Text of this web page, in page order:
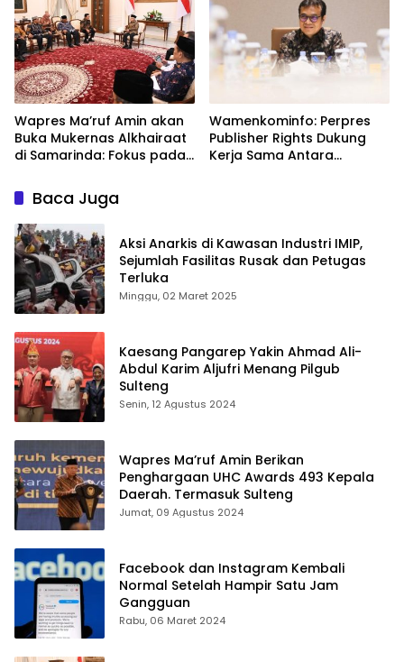
Wapres Ma’ruf Amin akan
Buka Mukernas Alkhairaat
di Samarinda: Fokus pada
Islam Timur Indonesia
Wamenkominfo: Perpres
Publisher Rights Dukung
Kerja Sama Antara
Baca Juga
Aksi Anarkis di Kawasan Industri IMIP,
Sejumlah Fasilitas Rusak dan Petugas
Terluka
Minggu, 02 Maret 2025
Kaesang Pangarep Yakin Ahmad Ali-
Abdul Karim Aljufri Menang Pilgub
Sulteng
Senin, 12 Agustus 2024
Wapres Ma’ruf Amin Berikan
Penghargaan UHC Awards 493 Kepala
Daerah. Termasuk Sulteng
Jumat, 09 Agustus 2024
Facebook dan Instagram Kembali
Normal Setelah Hampir Satu Jam
Gangguan
Rabu, 06 Maret 2024